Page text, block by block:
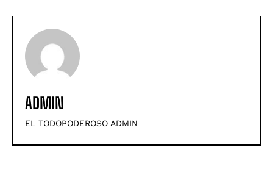
ADMIN
EL TODOPODEROSO ADMIN